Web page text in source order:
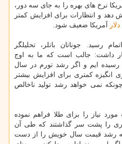
نرخ های بهره را به جای سه دور،
سال ۲۰۱۹ افزایش دهد و انتظارات برای افزایش كمتر
دلار آمریكا ضعیف شود.
رسید. جوناتان باتلر، تحلیلگر
داشت: جالب است كه ما به اوج
ایم و اگر رشد تورم در سال
انگیزه كمتری برای افزایش بیشتر
نمی خواهد رشد تولید ناخالص
نیاز را برای طلا فراهم نموده
را پشت سر گذاشتند كه طی آن
اند پی ۵۰۰" همه رشد قیمت سال خویش را از دست